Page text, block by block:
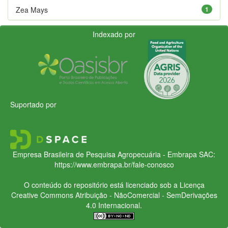
1
Zea Mays
Indexado por
Suportado por
Empresa Brasileira de Pesquisa Agropecuária - Embrapa SAC:
https://www.embrapa.br/fale-conosco
O conteúdo do repositório está licenciado sob a Licença
Creative CommonsAtribuição - NãoComercial - SemDerivações
4.0 Internacional.